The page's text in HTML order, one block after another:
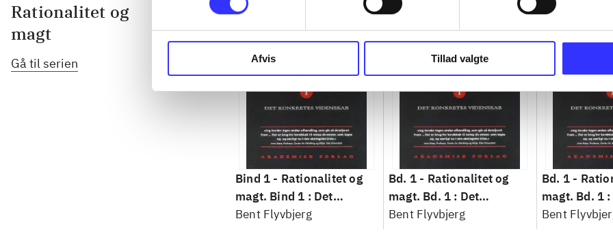
Afvis Tillad valgte
Rationalitet og
magt
Gå til serien
Bind 1 - Rationalitet og
magt. Bind 1 : Det
konkretes videnskab
Bent Flyvbjerg
Bd. 1 - Rationalitet og
magt. Bd. 1 : Det
konkretes videnskab
Bent Flyvbjerg
Bd. 1 -
magt. Bd. 1
konkretes
Bent